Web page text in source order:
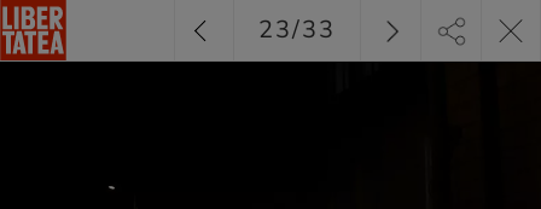
23/33